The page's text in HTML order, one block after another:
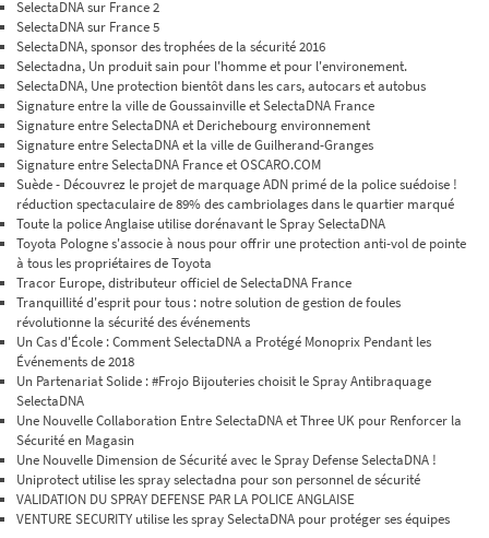
SelectaDNA sur France 2
SelectaDNA sur France 5
SelectaDNA, sponsor des trophées de la sécurité 2016
Selectadna, Un produit sain pour l'homme et pour l'environement.
SelectaDNA, Une protection bientôt dans les cars, autocars et autobus
Signature entre la ville de Goussainville et SelectaDNA France
Signature entre SelectaDNA et Derichebourg environnement
Signature entre SelectaDNA et la ville de Guilherand-Granges
Signature entre SelectaDNA France et OSCARO.COM
Suède - Découvrez le projet de marquage ADN primé de la police suédoise !
réduction spectaculaire de 89% des cambriolages dans le quartier marqué
Toute la police Anglaise utilise dorénavant le Spray SelectaDNA
Toyota Pologne s'associe à nous pour offrir une protection anti-vol de pointe
à tous les propriétaires de Toyota
Tracor Europe, distributeur officiel de SelectaDNA France
Tranquillité d'esprit pour tous : notre solution de gestion de foules
révolutionne la sécurité des événements
Un Cas d'École : Comment SelectaDNA a Protégé Monoprix Pendant les
Événements de 2018
Un Partenariat Solide : #Frojo Bijouteries choisit le Spray Antibraquage
SelectaDNA
Une Nouvelle Collaboration Entre SelectaDNA et Three UK pour Renforcer la
Sécurité en Magasin
Une Nouvelle Dimension de Sécurité avec le Spray Defense SelectaDNA !
Uniprotect utilise les spray selectadna pour son personnel de sécurité
VALIDATION DU SPRAY DEFENSE PAR LA POLICE ANGLAISE
VENTURE SECURITY utilise les spray SelectaDNA pour protéger ses équipes